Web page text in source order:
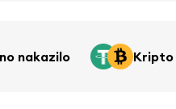
nakazilo Kripto